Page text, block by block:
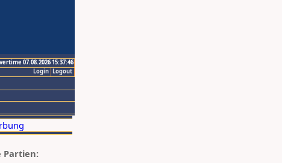
07.08.2026 15:37:46
Logout
Login
Partien: